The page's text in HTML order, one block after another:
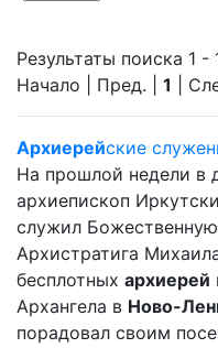
Результаты поиска 1 -
Начало | Пред. | 1 |
Архиерейские
На прошлой недели в
архиепископ
служил
Архистратига
бесплотных архиерей
Архангела в Ново-
порадовал своим